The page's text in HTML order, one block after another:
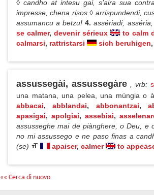
◊ candho at intesu gai, s’aira sua
impresse, chena risos ◊ arrispundendi,
assumancu a betzu!4.assériadi,
se calmer, devenir sérieux
to calm
calmarsi, rattristarsi sich beruhigen,
assussegài, assussegàre , vrb:
una matana, una pelea, una múngia o
abbacai,abblandai, abbonantzai,
apasigai, apolgiai, assebiai,
assusseghe mai de piànghere, o Deu, e
no mi assussego e ne paso finas a
(se)
apaiser, calmer to
«« Cerca di nuovo